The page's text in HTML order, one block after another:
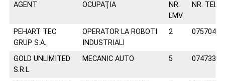
AGENT OCUPAŢIA
NR.
LMV
NR.
PEHART TEC
GRUP S.A.
OPERATOR LA ROBOTI
INDUSTRIALI
2
GOLD UNLIMITED
S.R.L.
MECANIC AUTO 5